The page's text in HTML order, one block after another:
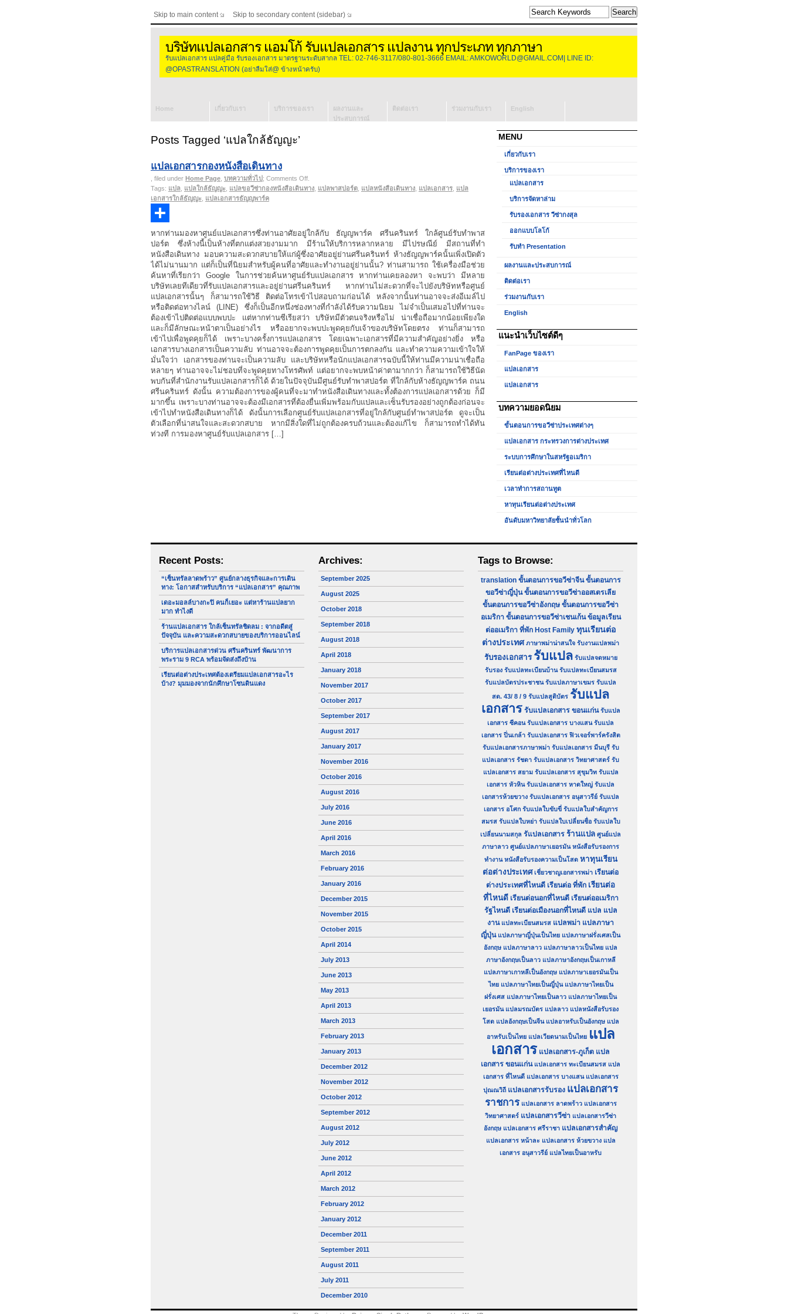
Skip to main content Skip to secondary content (sidebar)
บริษัทแปลเอกสาร แอมโก้ รับแปลเอกสาร แปลงาน ทุกประเภท ทุกภาษา
รับแปลเอกสาร แปลคู่มือ รับรองเอกสาร มาตรฐานระดับสากล TEL: 02-746-3117/080-801-3666 EMAIL: AMKOWORLD@GMAIL.COM| LINE ID:
@OPASTRANSLATION (อย่าลืมใส่@ ข้างหน้าครับ)
Home เกี่ยวกับเรา บริการของเรา
บริการจัดหา
รับรองเอกสาร
วีซ่ากงสุล
ออกแบบโลโก้
ผลงานและ
ประสบการณ์
ติดต่อเรา ร่วมงานกับเรา English
Posts Tagged ‘แปลใกล้ธัญญะ’
แปลเอกสารกองหนังสือเดินทาง
, filed under Home Page บทความทั่วไป ; Comments Offon
แปล
Tags: แปล แปลใกล้ธัญญะ แปลขอวีซ่ากองหนังสือเดินทาง แปลพาสปอร์ต แปลหนังสือเดินทาง แปลเอกสาร แปล
เอกสารใกล้ธัญญะ
แปลเอกสารธัญญพาร์ค
Share
หากท่านมองหาศูนย์แปลเอกสารซึ่งท่านอาศัยอยู่ใกล้กับ ธัญญพาร์ค ศรีนครินทร์ ใกล้ศูนย์รับทำพาส
ปอร์ต ซึ่งห้างนี้เป็นห้างที่ตกแต่งสวยงามมาก มีร้านให้บริการหลากหลาย มีไปรษณีย์ มีสถานที่ทำ
หนังสือเดินทาง มอบความสะดวกสบายให้แก่ผู้ซึ่งอาศัยอยู่ย่านศรีนครินทร์ ห้างธัญญพาร์คนั้นเพิ่งเปิดตัว
ได้ไม่นานมาก แต่ก็เป็นที่นิยมสำหรับผู้คนที่อาศัยและทำงานอยู่ย่านนั้น? ท่านสามารถ ใช้เครื่องมือช่วย
ค้นหาที่เรียกว่า Google ในการช่วยค้นหาศูนย์รับแปลเอกสาร หากท่านเคยลองหา จะพบว่า มีหลาย
บริษัทเลยทีเดียวที่รับแปลเอกสารและอยู่ย่านศรีนครินทร์ หากท่านไม่สะดวกที่จะไปยังบริษัทหรือศูนย์
แปลเอกสารนั้นๆ ก็สามารถใช้วิธี ติดต่อโทรเข้าไปสอบถามก่อนได้ หลังจากนั้นท่านอาจจะส่งอีเมล์ไป
หรือติดต่อทางไลน์ (LINE) ซึ่งก็เป็นอีกหนึ่งช่องทางที่กำลังได้รับความนิยม ไม่จำเป็นเสมอไปที่ท่านจะ
ต้องเข้าไปติดต่อแบบพบปะ แต่หากท่านซีเรียสว่า บริษัทมีตัวตนจริงหรือไม่ น่าเชื่อถือมากน้อยเพียงใด
และก็มีลักษณะหน้าตาเป็นอย่างไร หรืออยากจะพบปะพูดคุยกับเจ้าของบริษัทโดยตรง ท่านก็สามารถ
เข้าไปเพื่อพูดคุยก็ได้ เพราะบางครั้งการแปลเอกสาร โดยเฉพาะเอกสารที่มีความสำคัญอย่างยิ่ง หรือ
เอกสารบางเอกสารเป็นความลับ ท่านอาจจะต้องการพูดคุยเป็นการตกลงกัน และทำความความเข้าใจให้
มั่นใจว่า เอกสารของท่านจะเป็นความลับ และบริษัทหรือนักแปลเอกสารฉบับนี้ให้ท่านมีความน่าเชื่อถือ
หลายๆ ท่านอาจจะไม่ชอบที่จะพูดคุยทางโทรศัพท์ แต่อยากจะพบหน้าค่าตามากกว่า ก็สามารถใช้วิธีนัด
พบกันที่สำนักงานรับแปลเอกสารก็ได้ ด้วยในปัจจุบันมีศูนย์รับทำพาสปอร์ต ที่ใกล้กับห้างธัญญพาร์ค ถนน
ศรีนครินทร์ ดังนั้น ความต้องการของผู้คนที่จะมาทำหนังสือเดินทางและทั้งต้องการแปลเอกสารด้วย ก็มี
มากขึ้น เพราะบางท่านอาจจะต้องมีเอกสารที่ต้องยื่นเพิ่มพร้อมกับแปลและเซ็นรับรองอย่างถูกต้องก่อนจะ
เข้าไปทำหนังสือเดินทางก็ได้ ดังนั้นการเลือกศูนย์รับแปลเอกสารที่อยู่ใกล้กับศูนย์ทำพาสปอร์ต ดูจะเป็น
ตัวเลือกที่น่าสนใจและสะดวกสบาย หากมีสิ่งใดที่ไม่ถูกต้องครบถ้วนและต้องแก้ไข ก็สามารถทำได้ทัน
ท่วงที การมองหาศูนย์รับแปลเอกสาร […]
MENU
เกี่ยวกับเรา
บริการของเรา
แปลเอกสาร
บริการจัดหาล่าม
รับรองเอกสาร วีซ่ากงสุล
ออกแบบโลโก้
รับทำ Presentation
ผลงานและประสบการณ์
ติดต่อเรา
ร่วมงานกับเรา
English
แนะนำเว็บไซต์ดีๆ
FanPage ของเรา
แปลเอกสาร
แปลเอกสาร
บทความยอดนิยม
ขั้นตอนการขอวีซ่าประเทศต่างๆ
แปลเอกสาร กระทรวงการต่างประเทศ
ระบบการศึกษาในสหรัฐอเมริกา
เรียนต่อต่างประเทศที่ไหนดี
เวลาทำการสถานทูต
หาทุนเรียนต่อต่างประเทศ
อันดับมหาวิทยาลัยชั้นนำทั่วโลก
Recent Posts:
“เซ็นทรัลลาดพร้าว” ศูนย์กลางธุรกิจและการเดิน
ทาง: โอกาสสำหรับบริการ “แปลเอกสาร” คุณภาพ
เดอะมอลล์บางกะปิ คนก็เยอะ แต่หาร้านแปลยาก
มาก ทำไงดี
ร้านแปลเอกสาร ใกล้เซ็นทรัลชิดลม : จากอดีตสู่
ปัจจุบัน และความสะดวกสบายของบริการออนไลน์
บริการแปลเอกสารด่วน ศรีนครินทร์ พัฒนาการ
พระราม 9 RCA พร้อมจัดส่งถึงบ้าน
เรียนต่อต่างประเทศต้องเตรียมแปลเอกสารอะไร
บ้าง? มุมมองจากนักศึกษาโซนดินแดง
Archives:
September 2025
August 2025
October 2018
September 2018
August 2018
April 2018
January 2018
November 2017
October 2017
September 2017
August 2017
January 2017
November 2016
October 2016
August 2016
July 2016
June 2016
April 2016
March 2016
February 2016
January 2016
December 2015
November 2015
October 2015
April 2014
July 2013
June 2013
May 2013
April 2013
March 2013
February 2013
January 2013
December 2012
November 2012
October 2012
September 2012
August 2012
July 2012
June 2012
April 2012
March 2012
February 2012
January 2012
December 2011
September 2011
August 2011
July 2011
December 2010
Tags to Browse:
translation ขั้นตอนการขอวีซ่าจีน ขั้นตอนการ
ขอวีซ่าญี่ปุ่น ขั้นตอนการขอวีซ่าออสเตรเลีย
ขั้นตอนการขอวีซ่าอังกฤษ ขั้นตอนการขอวีซ่า
อเมริกา ขั้นตอนการขอวีซ่าเชนเก้น ข้อมูลเรียน
ต่ออเมริกา ที่พัก Host Family ทุนเรียนต่อ
ต่างประเทศ ภาษาพม่าน่าสนใจ รับงานแปลพม่า
รับรองเอกสาร รับแปล รับแปลจดหมาย
รับรอง รับแปลทะเบียนบ้าน รับแปลทะเบียนสมรส
รับแปลบัตรประชาชน รับแปลภาษาเขมร รับแปล
สด. 43/ 8 / 9 รับแปลสูติบัตร รับแปล
เอกสาร รับแปลเอกสาร ขอนแก่น รับแปล
เอกสาร ซีคอน รับแปลเอกสาร บางแสน รับแปล
เอกสาร ปิ่นเกล้า รับแปลเอกสาร ฟิวเจอร์พาร์ครังสิต
รับแปลเอกสารภาษาพม่า รับแปลเอกสาร มีนบุรี รับ
แปลเอกสาร รัชดา รับแปลเอกสาร วิทยาศาสตร์ รับ
แปลเอกสาร สยาม รับแปลเอกสาร สุขุมวิท รับแปล
เอกสาร หัวหิน รับแปลเอกสาร หาดใหญ่ รับแปล
เอกสารห้วยขวาง รับแปลเอกสาร อนุสาวรีย์ รับแปล
เอกสาร อโศก รับแปลใบขับขี่ รับแปลใบสำคัญการ
สมรส รับแปลใบหย่า รับแปลใบเปลี่ยนชื่อ รับแปลใบ
เปลี่ยนนามสกุล รัแปลเอกสาร ร้านแปล ศูนย์แปล
ภาษาลาว ศูนย์แปลภาษาเยอรมัน หนังสือรับรองการ
ทำงาน หนังสือรับรองความเป็นโสด หาทุนเรียน
ต่อต่างประเทศ เชี่ยวชาญเอกสารพม่า เรียนต่อ
ต่างประเทศที่ไหนดี เรียนต่อ ที่พัก เรียนต่อ
ที่ไหนดี เรียนต่อนอกที่ไหนดี เรียนต่ออเมริกา
รัฐไหนดี เรียนต่อเมืองนอกที่ไหนดี แปล แปล
งาน แปลทะเบียนสมรส แปลพม่า แปลภาษา
ญี่ปุ่น แปลภาษาญี่ปุ่นเป็นไทย แปลภาษาฝรั่งเศสเป็น
อังกฤษ แปลภาษาลาว แปลภาษาลาวเป็นไทย แปล
ภาษาอังกฤษเป็นลาว แปลภาษาอังกฤษเป็นเกาหลี
แปลภาษาเกาหลีเป็นอังกฤษ แปลภาษาเยอรมันเป็น
ไทย แปลภาษาไทยเป็นญี่ปุ่น แปลภาษาไทยเป็น
ฝรั่งเศส แปลภาษาไทยเป็นลาว แปลภาษาไทยเป็น
เยอรมัน แปลมรณบัตร แปลลาว แปลหนังสือรับรอง
โสด แปลอังกฤษเป็นจีน แปลอาหรับเป็นอังกฤษ แปล
อาหรับเป็นไทย แปลเวียดนามเป็นไทย แปล
เอกสาร แปลเอกสาร-ภูเก็ต แปล
เอกสาร ขอนแก่น แปลเอกสาร ทะเบียนสมรส แปล
เอกสาร ที่ไหนดี แปลเอกสาร บางแสน แปลเอกสาร
ปุณณวิถี แปลเอกสารรับรอง แปลเอกสาร
ราชการ แปลเอกสาร ลาดพร้าว แปลเอกสาร
วิทยาศาสตร์ แปลเอกสารวีซ่า แปลเอกสารวีซ่า
อังกฤษ แปลเอกสาร ศรีราชา แปลเอกสารสำคัญ
แปลเอกสาร หน้าละ แปลเอกสาร ห้วยขวาง แปล
เอกสาร อนุสาวรีย์ แปลไทยเป็นอาหรับ